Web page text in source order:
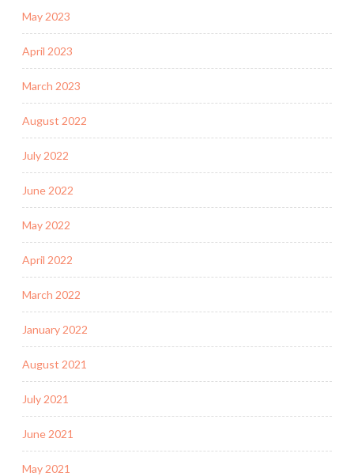
May 2023
April 2023
March 2023
August 2022
July 2022
June 2022
May 2022
April 2022
March 2022
January 2022
August 2021
July 2021
June 2021
May 2021